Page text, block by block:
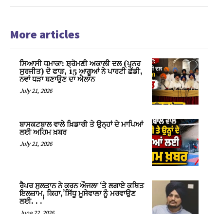
More articles
ਸਿਆਸੀ ਧਮਾਕਾ: ਸ਼੍ਰੋਮਣੀ ਅਕਾਲੀ ਦਲ (ਪੁਨਰ
ਸੁਰਜੀਤ) ਦੋ ਫਾੜ, 15 ਆਗੂਆਂ ਨੇ ਪਾਰਟੀ ਛੱਡੀ,
ਨਵਾਂ ਧੜਾ ਬਣਾਉਣ ਦਾ ਐਲਾਨ
July 21, 2026
ਬਾਸਕਟਬਾਲ ਵਾਲੇ ਖ਼ਿਡਾਰੀ ਤੇ ਉਨ੍ਹਾਂ ਦੇ ਮਾਪਿਆਂ
ਲਈ ਅਹਿਮ ਖ਼ਬਰ
July 21, 2026
ਰੈਪਰ ਸੁਲਤਾਨ ਨੇ ਕਰਨ ਔਜਲਾ ‘ਤੇ ਲਗਾਏ ਕਥਿਤ
ਇਲਜ਼ਾਮ, ਕਿਹਾ,’ਸਿੱਧੂ ਮੂਸੇਵਾਲਾ ਨੂੰ ਮਰਵਾਉਣ
ਲਈ. . .’